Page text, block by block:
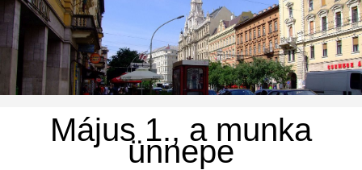
Május 1., a munka
ünnepe